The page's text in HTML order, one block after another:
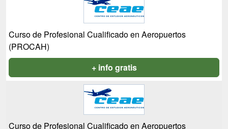
Curso de Profesional Cualificado en Aeropuertos
(PROCAH)
+ info gratis
Curso de Profesional Cualificado en Aeropuertos